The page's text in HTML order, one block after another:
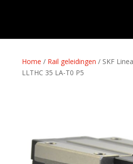
Home / Rail geleidingen / SKF
LLTHC 35 LA-T0 P5